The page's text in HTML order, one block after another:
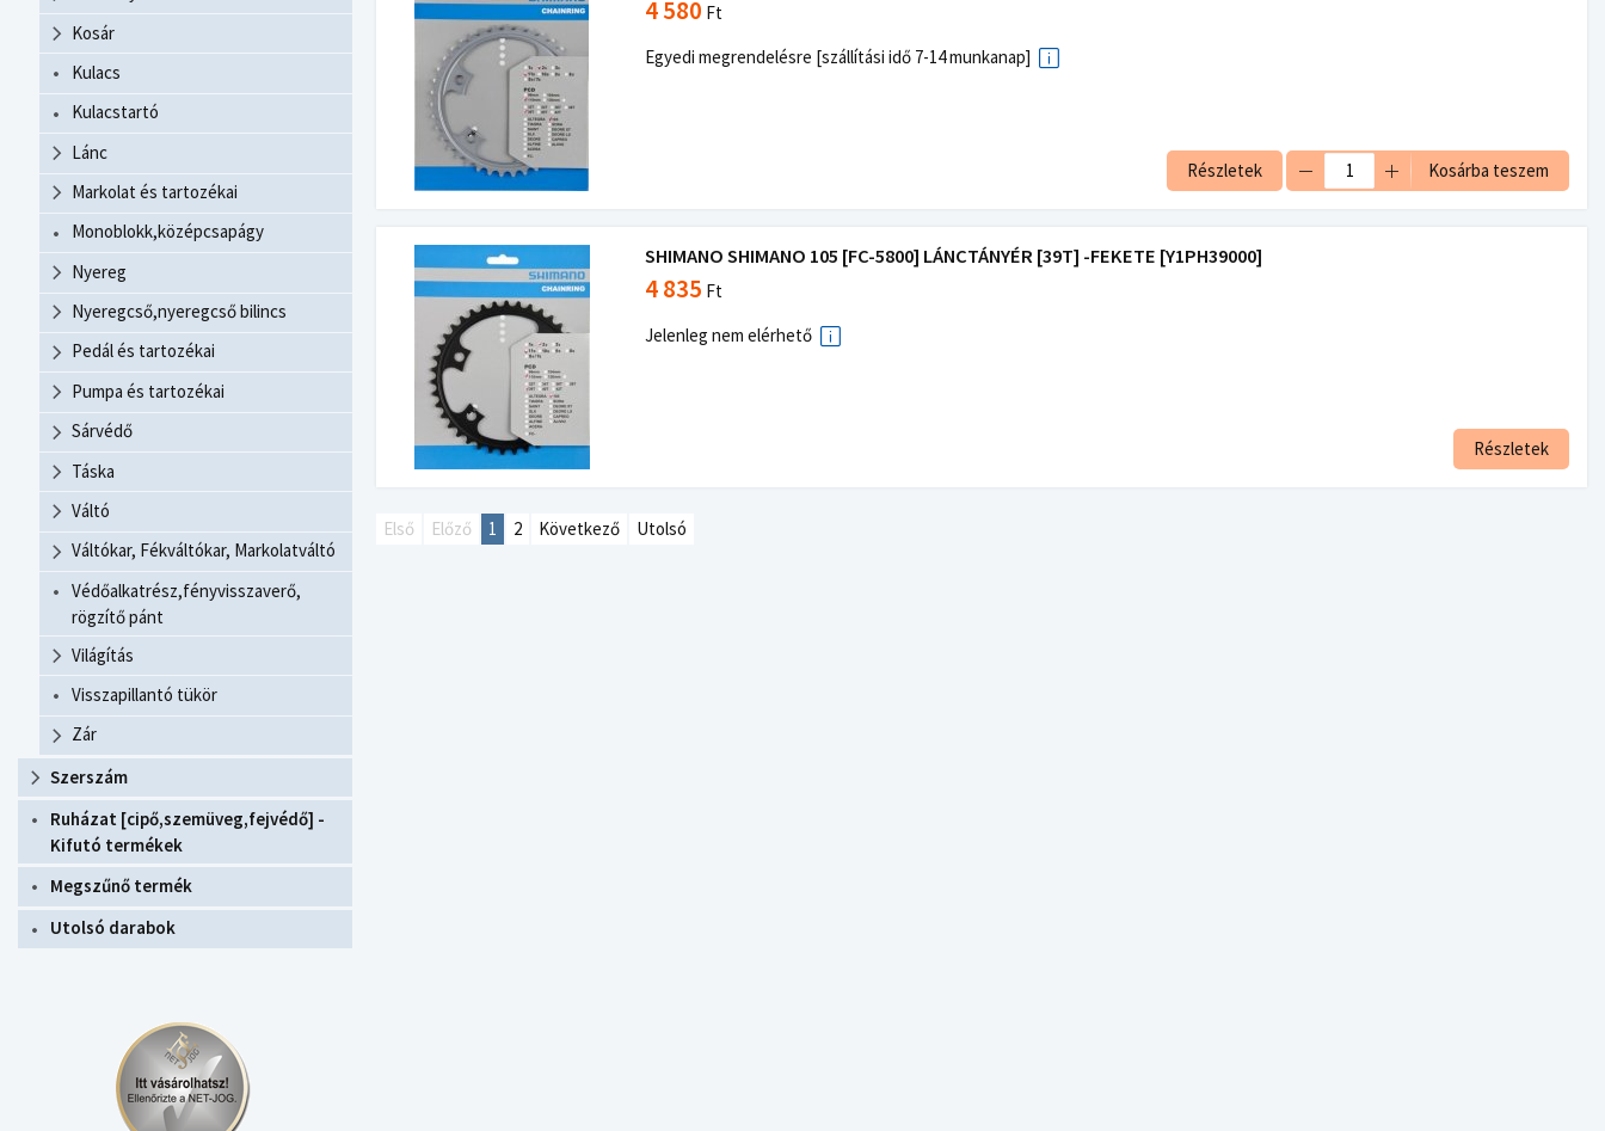
Kosár
Kulacs
Kulacstartó
Lánc
Markolat és tartozékai
Monoblokk,középcsapágy
Nyereg
Nyeregcső,nyeregcső bilincs
Pedál és tartozékai
Pumpa és tartozékai
Sárvédő
Táska
Váltó
Váltókar, Fékváltókar, Markolatváltó
Védőalkatrész,fényvisszaverő,
rögzítő pánt
Világítás
Visszapillantó tükör
Zár
Szerszám
Ruházat [cipő,szemüveg,fejvédő] -
Kifutó termékek
Megszűnő termék
Utolsó darabok
4 580 Ft
Egyedi megrendelésre [szállítási idő 7-14 munkanap]
Részletek Kosárba teszem
SHIMANO SHIMANO 105 [FC-5800] LÁNCTÁNYÉR [39T] -FEKETE [Y1PH39000]
4 835 Ft
Jelenleg nem elérhető
Részletek
Első Előző 1 2 Következő Utolsó